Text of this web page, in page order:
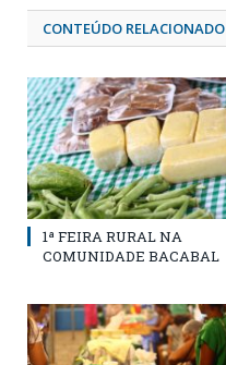
CONTEÚDO RELACIONADO
1ª FEIRA RURAL NA
COMUNIDADE BACABAL